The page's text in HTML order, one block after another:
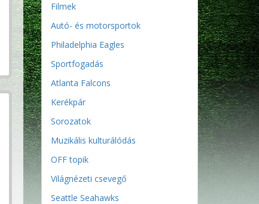
Filmek
Autó- és motorsportok
Philadelphia Eagles
Sportfogadás
Atlanta Falcons
Kerékpár
Sorozatok
Muzikális kulturálódás
OFF topik
Világnézeti csevegő
Seattle Seahawks